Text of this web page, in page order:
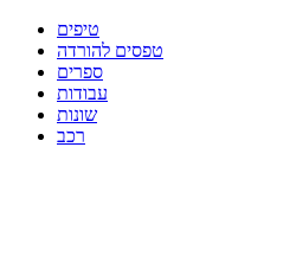
טיפים
טפסים להורדה
ספרים
עבודות
שונות
רכב